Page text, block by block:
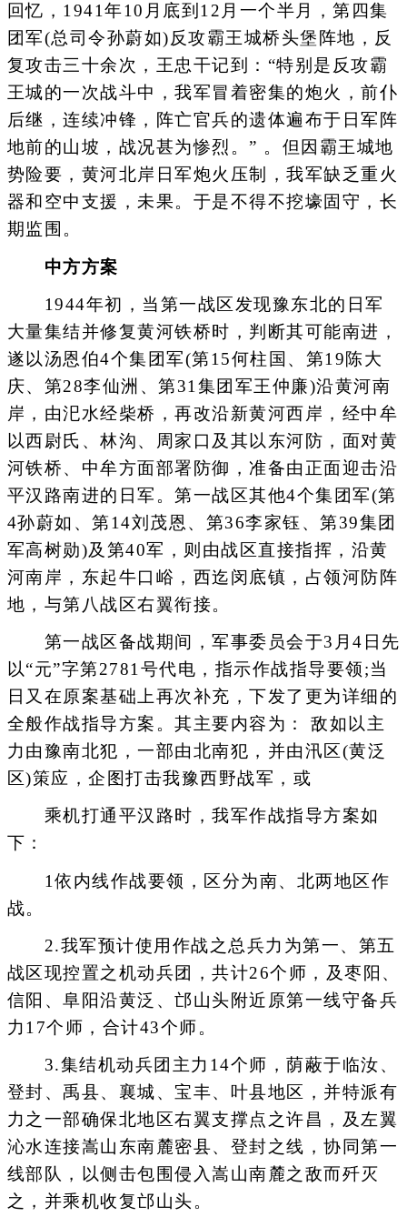
回忆，1941年10月底到12月一个半月，第四集
团军(总司令孙蔚如)反攻霸王城桥头堡阵地，反
复攻击三十余次，王忠干记到：“特别是反攻霸
王城的一次战斗中，我军冒着密集的炮火，前仆
后继，连续冲锋，阵亡官兵的遗体遍布于日军阵
地前的山坡，战况甚为惨烈。” 。但因霸王城地
势险要，黄河北岸日军炮火压制，我军缺乏重火
器和空中支援，未果。于是不得不挖壕固守，长
期监围。
中方方案
1944年初，当第一战区发现豫东北的日军
大量集结并修复黄河铁桥时，判断其可能南进，
遂以汤恩伯4个集团军(第15何柱国、第19陈大
庆、第28李仙洲、第31集团军王仲廉)沿黄河南
岸，由汜水经柴桥，再改沿新黄河西岸，经中牟
以西尉氏、林沟、周家口及其以东河防，面对黄
河铁桥、中牟方面部署防御，准备由正面迎击沿
平汉路南进的日军。第一战区其他4个集团军(第
4孙蔚如、第14刘茂恩、第36李家钰、第39集团
军高树勋)及第40军，则由战区直接指挥，沿黄
河南岸，东起牛口峪，西迄闵底镇，占领河防阵
地，与第八战区右翼衔接。
第一战区备战期间，军事委员会于3月4日先
以“元”字第2781号代电，指示作战指导要领;当
日又在原案基础上再次补充，下发了更为详细的
全般作战指导方案。其主要内容为： 敌如以主
力由豫南北犯，一部由北南犯，并由汛区(黄泛
区)策应，企图打击我豫西野战军，或
乘机打通平汉路时，我军作战指导方案如
下：
1依内线作战要领，区分为南、北两地区作
战。
2.我军预计使用作战之总兵力为第一、第五
战区现控置之机动兵团，共计26个师，及枣阳、
信阳、阜阳沿黄泛、邙山头附近原第一线守备兵
力17个师，合计43个师。
3.集结机动兵团主力14个师，荫蔽于临汝、
登封、禹县、襄城、宝丰、叶县地区，并特派有
力之一部确保北地区右翼支撑点之许昌，及左翼
沁水连接嵩山东南麓密县、登封之线，协同第一
线部队，以侧击包围侵入嵩山南麓之敌而歼灭
之，并乘机收复邙山头。